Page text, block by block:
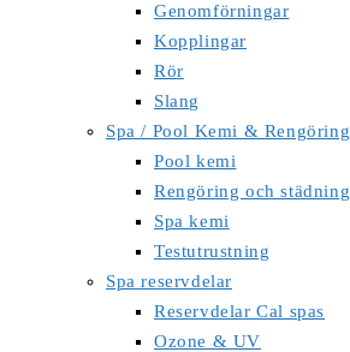
Genomförningar
Kopplingar
Rör
Slang
Spa / Pool Kemi & Rengöring
Pool kemi
Rengöring och städning
Spa kemi
Testutrustning
Spa reservdelar
Reservdelar Cal spas
Ozone & UV